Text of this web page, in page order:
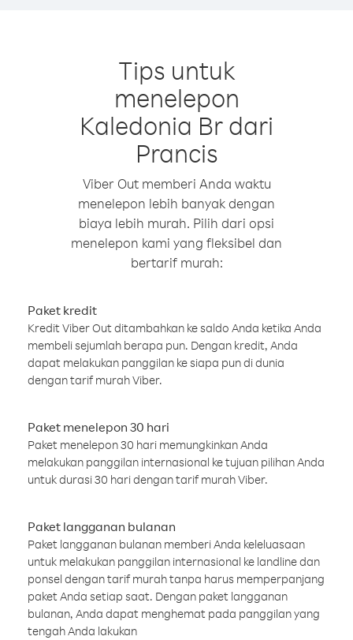
Tips untuk
menelepon
Kaledonia Br dari
Prancis
Viber Out memberi Anda waktu
menelepon lebih banyak dengan
biaya lebih murah. Pilih dari opsi
menelepon kami yang fleksibel dan
bertarif murah:
Paket kredit
Kredit Viber Out ditambahkan ke saldo Anda ketika Anda
membeli sejumlah berapa pun. Dengan kredit, Anda
dapat melakukan panggilan ke siapa pun di dunia
dengan tarif murah Viber.
Paket menelepon 30 hari
Paket menelepon 30 hari memungkinkan Anda
melakukan panggilan internasional ke tujuan pilihan Anda
untuk durasi 30 hari dengan tarif murah Viber.
Paket langganan bulanan
Paket langganan bulanan memberi Anda keleluasaan
untuk melakukan panggilan internasional ke landline dan
ponsel dengan tarif murah tanpa harus memperpanjang
paket Anda setiap saat. Dengan paket langganan
bulanan, Anda dapat menghemat pada panggilan yang
tengah Anda lakukan